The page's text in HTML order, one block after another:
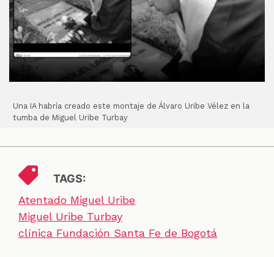
Una IA habría creado este montaje de Álvaro Uribe Vélez en la
tumba de Miguel Uribe Turbay
TAGS:
Atentado Miguel Uribe
Miguel Uribe Turbay
clínica Fundación Santa Fe de Bogotá